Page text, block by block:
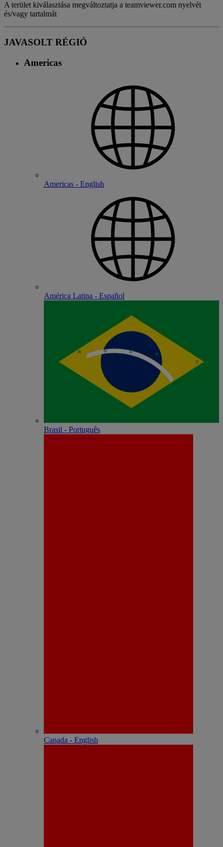
A terület kiválasztása megváltoztatja a teamviewer.com nyelvét
és/vagy tartalmát
JAVASOLT RÉGIÓ
Americas
Americas - English
América Latina - Español
Brasil - Português
Canada - English